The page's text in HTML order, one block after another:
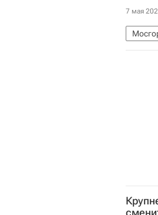
7 мая